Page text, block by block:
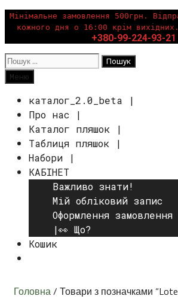
Перейти
вмісту
Мінімальне замовлення 500грн.
кожного дня о 16:00 крім
+380-99-224-93-21
Пошук:
Пошук
Меню
каталог_2.0_beta |
Про нас |
Каталог пляшок |
Таблиця пляшок |
Набори |
КАБІНЕТ
Важливо знати!
Мій обліковий запис
Оформлення замовлення
|👀 Що?
Кошик
Головна/ Товари з позначками